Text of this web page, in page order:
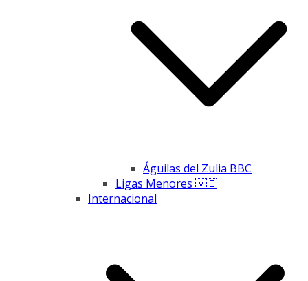
Águilas del Zulia BBC
Ligas Menores 🇻🇪
Internacional